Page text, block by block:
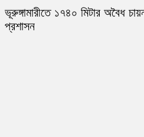
ভূরুঙ্গামারীতে ১৭৪০ মিটার অবৈধ
প্রশাসন